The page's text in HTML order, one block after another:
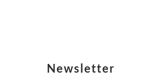
Newsletter